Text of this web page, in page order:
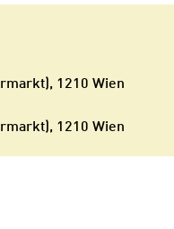
1210 Wien
1210 Wien